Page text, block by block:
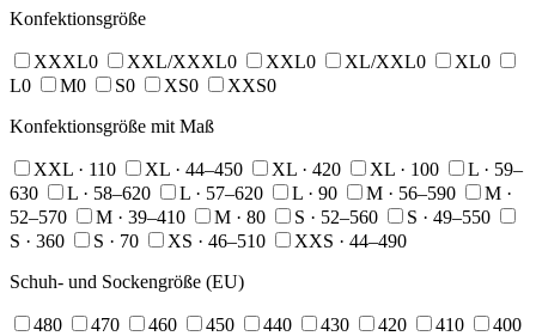
Konfektionsgröße
XXXL0 XXL/XXXL0 XXL0 XL/XXL0 XL0
L0 M0 S0 XS0 XXS0
Konfektionsgröße mit Maß
XXL · 110 XL · 44–450 XL · 420 XL · 100
L · 59–
630 L · 58–620 L · 57–620 L · 90 M · 56–590
M ·
52–570 M · 39–410 M · 80 S · 52–560 S · 49–550
S · 360 S · 70 XS · 46–510 XXS · 44–490
Schuh- und Sockengröße (EU)
480 470 460 450 440 430 420 410 400